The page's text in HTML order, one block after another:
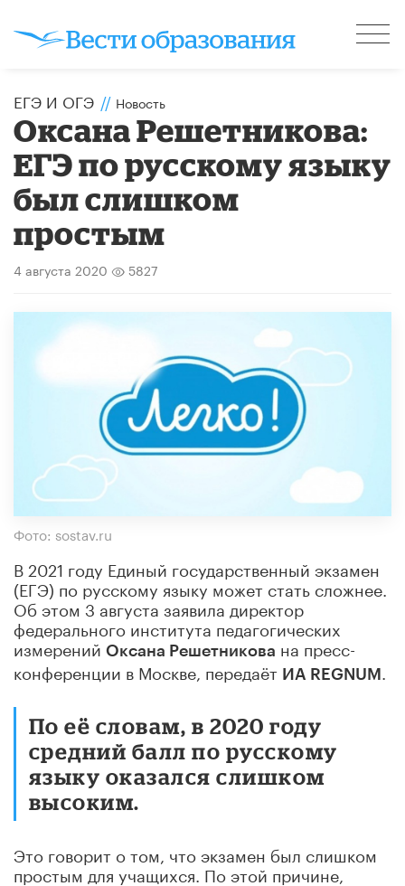
ЕГЭ И ОГЭ // Новость
Оксана Решетникова:
ЕГЭ по русскому языку
был слишком
простым
4 августа 2020 5827
Фото: sostav.ru
В 2021 году Единый государственный экзамен
(ЕГЭ) по русскому языку может стать сложнее.
Об этом 3 августа заявила директор
федерального института педагогических
измерений Оксана Решетникова на пресс-
конференции в Москве, передаёт ИА REGNUM
По её словам, в 2020 году
средний балл по русскому
языку оказался слишком
высоким.
Это говорит о том, что экзамен был слишком
простым для учащихся. По этой причине,